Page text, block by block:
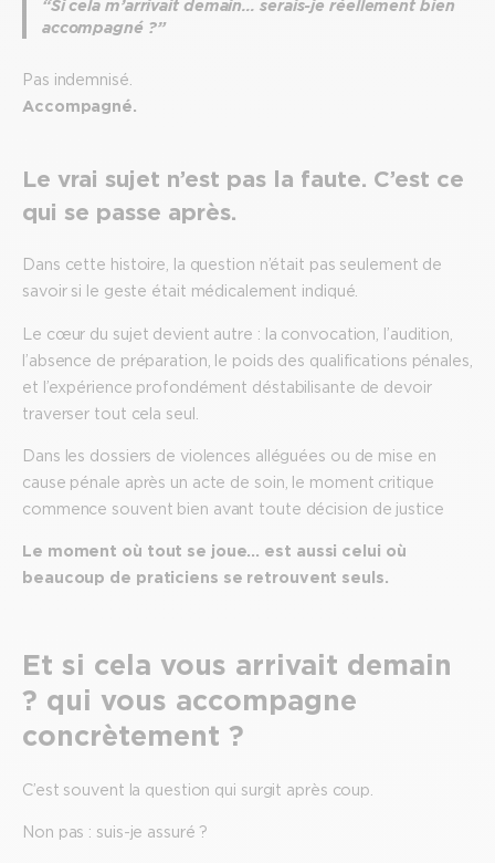
“Si cela m’arrivait demain… serais-je réellement bien
accompagné ?”
Pas indemnisé.
Accompagné.
Le vrai sujet n’est pas la faute. C’est ce
qui se passe après.
Dans cette histoire, la question n’était pas seulement de
savoir si le geste était médicalement indiqué.
Le cœur du sujet devient autre : la convocation, l’audition,
l’absence de préparation, le poids des qualifications pénales,
et l’expérience profondément déstabilisante de devoir
traverser tout cela seul.
Dans les dossiers de violences alléguées ou de mise en
cause pénale après un acte de soin, le moment critique
commence souvent bien avant toute décision de justice
Le moment où tout se joue… est aussi celui où
beaucoup de praticiens se retrouvent seuls.
Et si cela vous arrivait demain
? qui vous accompagne
concrètement ?
C’est souvent la question qui surgit après coup.
Non pas : suis-je assuré ?